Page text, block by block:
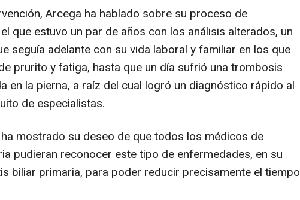
Arcega ha hablado sobre su proceso de
que estuvo un par de años con los análisis alterados, un
seguía adelante con su vida laboral y familiar en los que
prurito y fatiga, hasta que un día sufrió una trombosis
en la pierna, a raíz del cual logró un diagnóstico rápido al
de especialistas.
mostrado su deseo de que todos los médicos de
pudieran reconocer este tipo de enfermedades, en su
biliar primaria, para poder reducir precisamente el tiempo